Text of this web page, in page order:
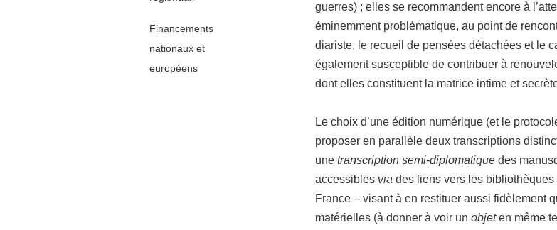
Financements
nationaux et
européens
guerres) ; elles se recommandent encore à
éminemment problématique, au point de
diariste, le recueil de pensées détachées et le
également susceptible de contribuer à
dont elles constituent la matrice intime et
Le choix d’une édition numérique (et le
proposer en parallèle deux transcriptions
une transcription semi-diplomatiquedes
accessibles via des liens vers les bibliothèques
France – visant à en restituer aussi fidèlement
matérielles (à donner à voir un objeten même